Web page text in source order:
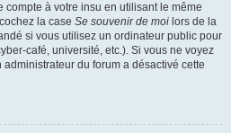
compte à votre insu en utilisant le même
la case Se souvenir de moi lors de la
si vous utilisez un ordinateur public pour
café, université, etc.). Si vous ne voyez
du forum a désactivé cette